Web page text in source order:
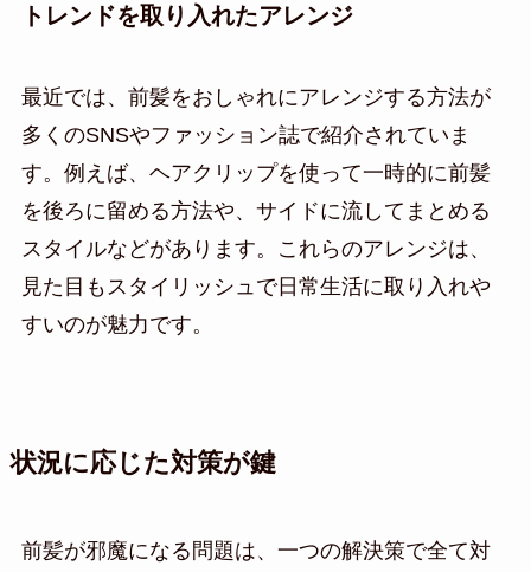
トレンドを取り入れたアレンジ
最近では、前髪をおしゃれにアレンジする方法が
多くのSNSやファッション誌で紹介されていま
す。例えば、ヘアクリップを使って一時的に前髪
を後ろに留める方法や、サイドに流してまとめる
スタイルなどがあります。これらのアレンジは、
見た目もスタイリッシュで日常生活に取り入れや
すいのが魅力です。
状況に応じた対策が鍵
前髪が邪魔になる問題は、一つの解決策で全て対